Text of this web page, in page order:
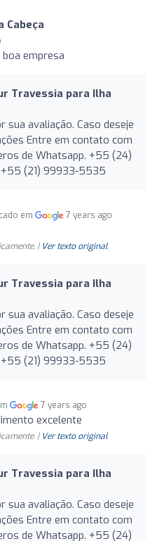
Cabeça
empresa
Travessia para Ilha
sua avaliação. Caso deseje
Entre em contato com
de Whatsapp. +55 (24)
+55 (21) 99933-5535
em 7 years ago
| Ver texto original
Travessia para Ilha
sua avaliação. Caso deseje
Entre em contato com
de Whatsapp. +55 (24)
+55 (21) 99933-5535
7 years ago
excelente
| Ver texto original
Travessia para Ilha
sua avaliação. Caso deseje
Entre em contato com
de Whatsapp. +55 (24)